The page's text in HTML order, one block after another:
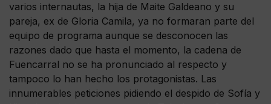
varios internautas, la hija de Maite Galdeano y su
pareja, ex de Gloria Camila, ya no formaran parte del
equipo de programa aunque se desconocen las
razones dado que hasta el momento, la cadena de
Fuencarral no se ha pronunciado al respecto y
tampoco lo han hecho los protagonistas. Las
innumerables peticiones pidiendo el despido de Sofía y